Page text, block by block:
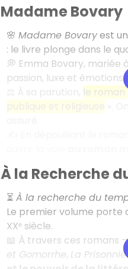
Madame Bovary
🌸 Madame Bovaryest un
: le livre plonge dans le
💭 Emma Bovary, mariée
passion, luxe et émotions
⚖️ À sa parution, le
À la Recherche
⏳ À la recherche du
Le premier volume porte
XXᵉ siècle.
📖 À travers ces romans
et Gomorrhe, La